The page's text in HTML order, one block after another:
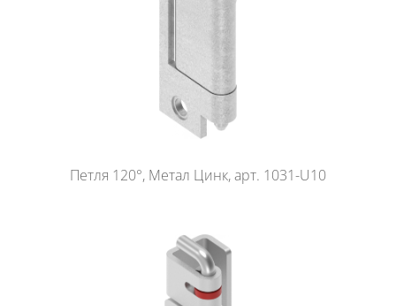
Петля 120°, Метал Цинк, арт. 1031-U10